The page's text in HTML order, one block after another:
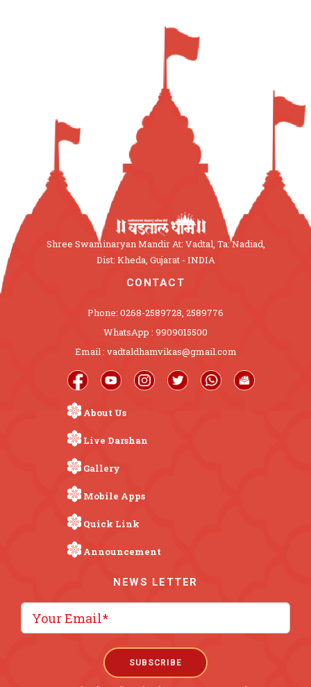
Shree Swaminaryan Mandir At: Vadtal, Ta: Nadiad,
Dist: Kheda, Gujarat - INDIA
CONTACT
Phone: 0268-2589728, 2589776
WhatsApp : 9909015500
Email : vadtaldhamvikas@gmail.com
About Us
Live Darshan
Gallery
Mobile Apps
Quick Link
Announcement
NEWS LETTER